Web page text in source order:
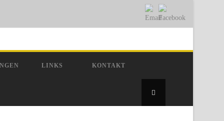
LINKS KONTAKT